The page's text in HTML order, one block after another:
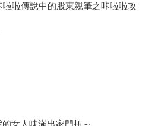
啦傳說中的股東親筆之咔啦啦攻